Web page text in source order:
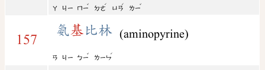
ㄚ ㄐㄧ ㄇㄧ
ˇ
ㄉㄜ
ˊ
ㄩㄢ
ˊ
ㄌㄧ
ˇ
157
氨 基比林 (aminopyrine)
ㄢ ㄐㄧ ㄅㄧ
ˇ
ㄌㄧㄣ
ˊ